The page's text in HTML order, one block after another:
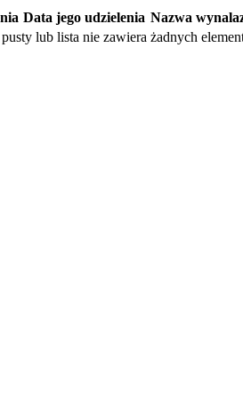
Data jego udzielenia Nazwa
lub lista nie zawiera żadnych